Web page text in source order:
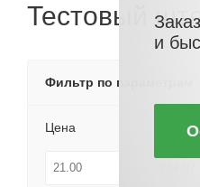
Тестовый
Фильтр по параметрам
Цена
и